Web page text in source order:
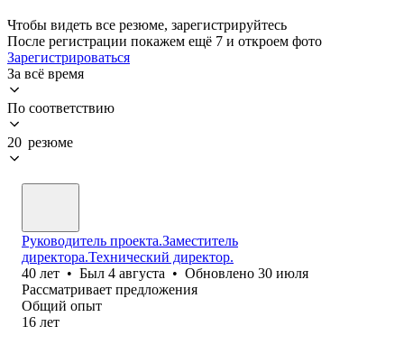
Чтобы видеть все резюме, зарегистрируйтесь
После регистрации покажем ещё 7 и откроем фото
Зарегистрироваться
За всё время
По соответствию
20 резюме
Руководитель проекта.Заместитель
директора.Технический директор.
40 лет • Был 4 августа • Обновлено 30 июля
Рассматривает предложения
Общий опыт
16 лет